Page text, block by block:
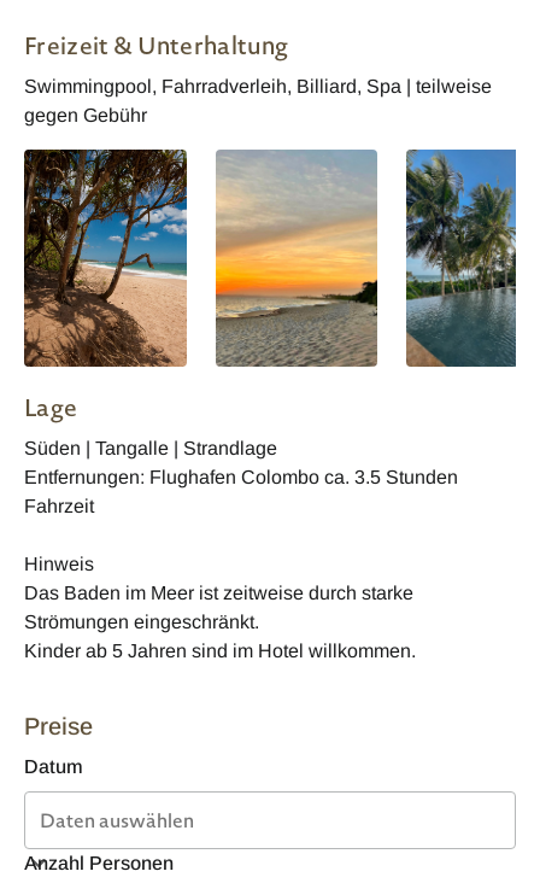
Freizeit & Unterhaltung
Swimmingpool, Fahrradverleih, Billiard, Spa | teilweise
gegen Gebühr
Lage
Süden | Tangalle | Strandlage
Entfernungen: Flughafen Colombo ca. 3.5 Stunden
Fahrzeit
Hinweis
Das Baden im Meer ist zeitweise durch starke
Strömungen eingeschränkt.
Kinder ab 5 Jahren sind im Hotel willkommen.
Preise
Datum
Anzahl Personen